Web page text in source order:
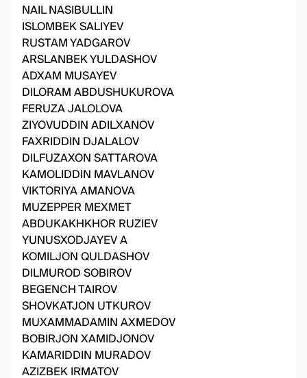
NAIL NASIBULLIN
ISLOMBEK SALIYEV
RUSTAM YADGAROV
ARSLANBEK YULDASHOV
ADXAM MUSAYEV
DILORAM ABDUSHUKUROVA
FERUZA JALOLOVA
ZIYOVUDDIN ADILXANOV
FAXRIDDIN DJALALOV
DILFUZAXON SATTAROVA
KAMOLIDDIN MAVLANOV
VIKTORIYA AMANOVA
MUZEPPER MEXMET
ABDUKAKHKHOR RUZIEV
YUNUSXODJAYEV A
KOMILJON QULDASHOV
DILMUROD SOBIROV
BEGENCH TAIROV
SHOVKATJON UTKUROV
MUXAMMADAMIN AXMEDOV
BOBIRJON XAMIDJONOV
KAMARIDDIN MURADOV
AZIZBEK IRMATOV